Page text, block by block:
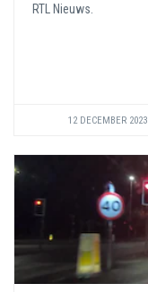
RTL Nieuws.
12 DECEMBER 2023